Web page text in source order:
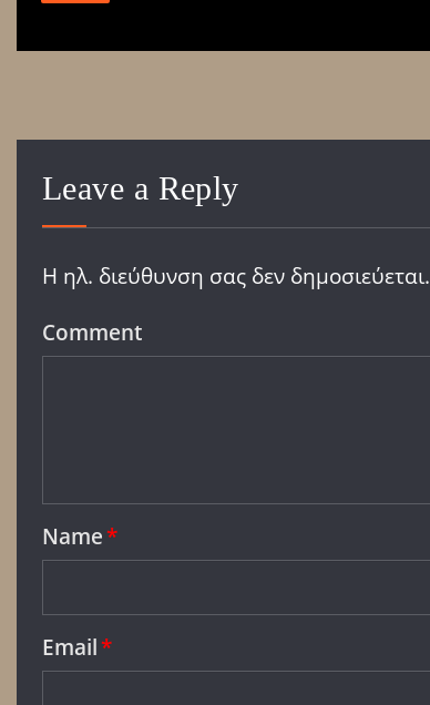
Leave a Reply
Η ηλ. διεύθυνση σας δεν δημοσιεύεται.
Comment
Name*
Email*